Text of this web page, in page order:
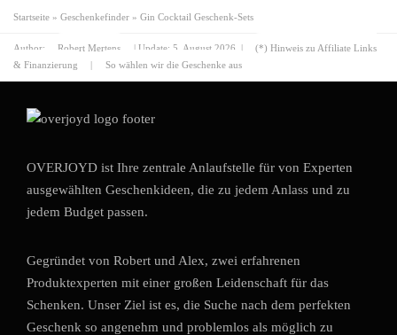
Startseite » Geschenkefinder » Gin Cocktail Geschenk-Sets
Author: Robert Mertens | Update: 5. August 2026 |
(*) Hinweis zu Affiliate Links
& Finanzierung
| So wählen wir die Geschenke aus
OVERJOYD ist Ihre zentrale Anlaufstelle für von Experten
ausgewählten Geschenkideen, die zu jedem Anlass und zu
jedem Budget passen.
Gegründet von Robert und Alex, zwei erfahrenen
Produktexperten mit einer großen Leidenschaft für das
Schenken. Unser Ziel ist es, die Suche nach dem perfekten
Geschenk so angenehm und problemlos als möglich zu